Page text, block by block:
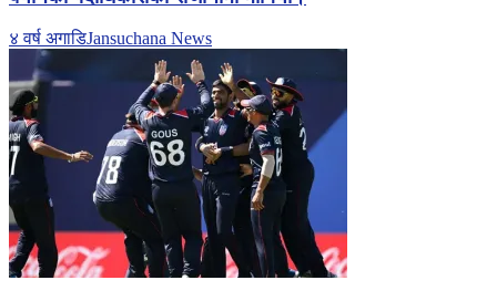
४ वर्ष अगाडिJansuchana News